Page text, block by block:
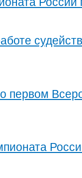
первом